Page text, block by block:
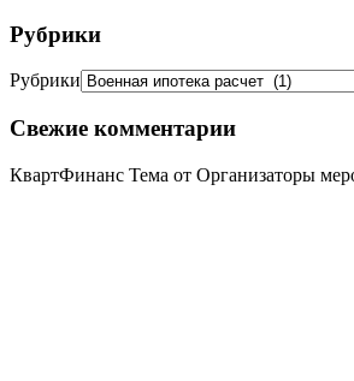
Рубрики
Рубрики
Свежие комментарии
КвартФинанс Тема от Организаторы